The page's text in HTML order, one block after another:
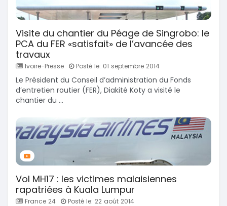
Visite du chantier du Péage de Singrobo: le
PCA du FER «satisfait» de l’avancée des
travaux
Ivoire-Presse Posté le: 01 septembre 2014
Le Président du Conseil d’administration du Fonds
d’entretien routier (FER), Diakité Koty a visité le
chantier du ...
Vol MH17 : les victimes malaisiennes
rapatriées à Kuala Lumpur
France 24 Posté le: 22 août 2014